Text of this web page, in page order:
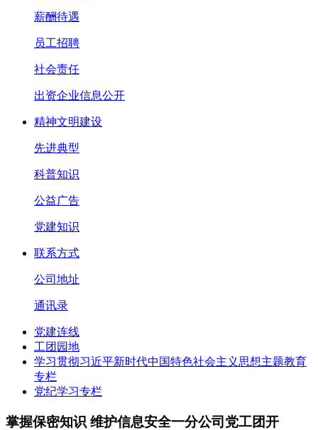
薪酬待遇
员工招聘
社会责任
出资企业信息公开
精神文明建设
先进典型
科普知识
公益广告
党建知识
联系方式
公司地址
通讯录
党建连线
工团园地
学习贯彻习近平新时代中国特色社会主义思想主题教育
专栏
党纪学习专栏
掌握保密知识 维护信息安全一分公司党工团开